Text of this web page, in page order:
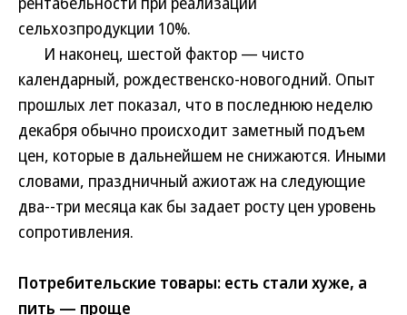
сельхозпродукции 10%.
И наконец, шестой фактор — чисто
календарный, рождественско-новогодний. Опыт
прошлых лет показал, что в последнюю неделю
декабря обычно происходит заметный подъем
цен, которые в дальнейшем не снижаются. Иными
словами, праздничный ажиотаж на следующие
два--три месяца как бы задает росту цен уровень
сопротивления.
Потребительские товары: есть стали хуже, а
пить — проще